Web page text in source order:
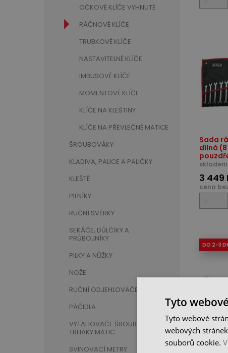
OČKOVÉ KLÍČE VYHNUTÉ
RÁČNOVÉ KLÍČE
TRUBKOVÉ KLÍČE
NASTAVITELNÉ KLÍČE
IMBUSOVÉ KLÍČE
MOMENTOVÉ KLÍČE
KLÍČE NA KLEŠTINY
KLÍČE NA PŘEVLEČNÉ MATICE
ŠROUBOVÁKY
KLADIVA, PALICE A PALIČKY
KLEŠTĚ
PILNÍKY
RUČNÍ SVĚRKY
SEKÁČE, DŮLČÍKY A
PRŮBOJNÍKY
PILKY A NŮŽKY
NOŽE
RUČNÍ ODJEHLOVAČE
PÁČIDLA
VYTAHOVAČE ŠROUBŮ A
TRHÁKY MATIC
SVINOVACÍ METRY
Sada
dílná
skladem
3 449
cena
DO 2-3
Očkový
X 12,
Tyto
Tyto webové
webových
souborů cookie.